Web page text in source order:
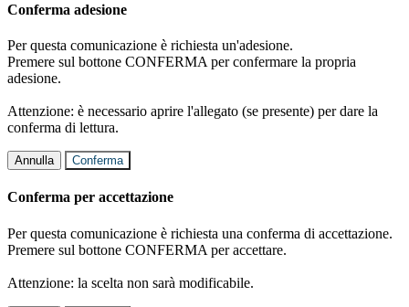
Conferma adesione
Per questa comunicazione è richiesta un'adesione.
Premere sul bottone CONFERMA per confermare la propria
adesione.
Attenzione: è necessario aprire l'allegato (se presente) per dare la
conferma di lettura.
Annulla Conferma
Conferma per accettazione
Per questa comunicazione è richiesta una conferma di accettazione.
Premere sul bottone CONFERMA per accettare.
Attenzione: la scelta non sarà modificabile.